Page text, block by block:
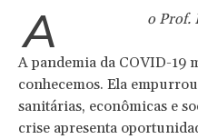
A o Prof.
A pandemia da COVID-19
conhecemos. Ela
sanitárias, econômicas e
crise apresenta